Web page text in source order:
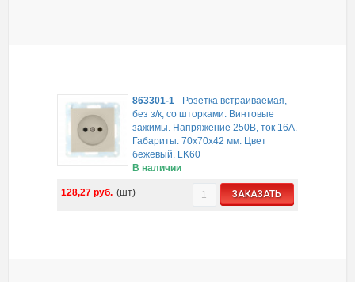
863301-1 - Розетка встраиваемая,
без з/к, со шторками. Винтовые
зажимы. Напряжение 250В, ток 16А.
Габариты: 70х70х42 мм. Цвет
бежевый. LK60
В наличии
128,27руб. (шт) ЗАКАЗАТЬ